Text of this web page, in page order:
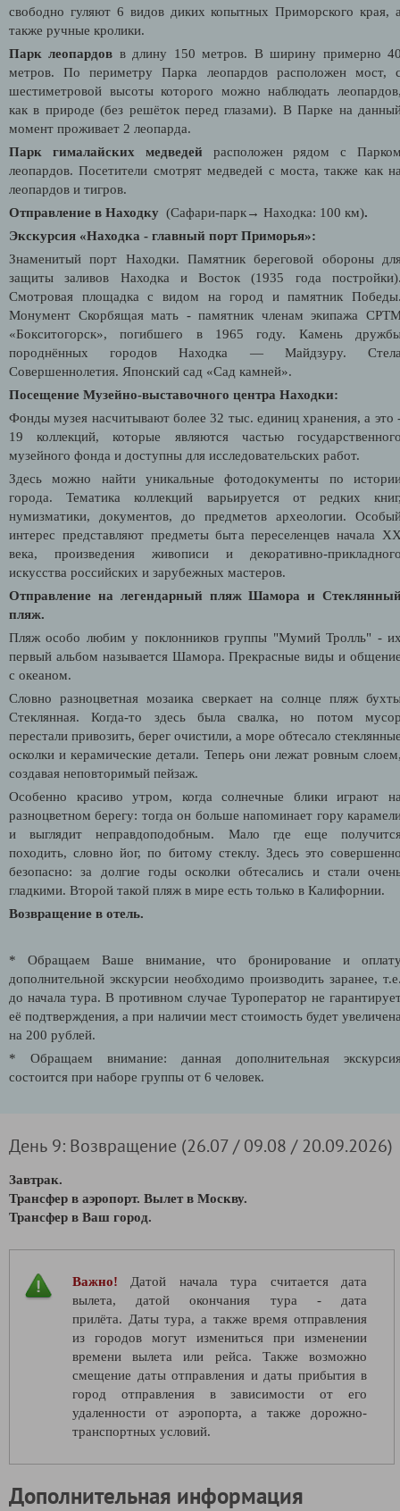
свободно гуляют 6 видов диких копытных Приморского края,
также ручные кролики.
Парк леопардов в длину 150 метров. В ширину примерно
метров. По периметру Парка леопардов расположен мост,
шестиметровой высоты которого можно наблюдать
как в природе (без решёток перед глазами). В Парке на
момент проживает 2 леопарда.
Парк гималайских медведей расположен рядом с
леопардов. Посетители смотрят медведей с моста, также как
леопардов и тигров.
Отправление в Находку (Сафари-парк→ Находка: 100 км).
Экскурсия «Находка - главный порт Приморья»:
Знаменитый порт Находки. Памятник береговой обороны
защиты заливов Находка и Восток (1935 года
Смотровая площадка с видом на город и памятник
Монумент Скорбящая мать - памятник членам экипажа
«Бокситогорск», погибшего в 1965 году. Камень
породнённых городов Находка — Майдзуру.
Совершеннолетия. Японский сад «Сад камней».
Посещение Музейно-выставочного центра Находки:
Фонды музея насчитывают более 32 тыс. единиц хранения, а это
19 коллекций, которые являются частью
музейного фонда и доступны для исследовательских работ.
Здесь можно найти уникальные фотодокументы по
города. Тематика коллекций варьируется от редких
нумизматики, документов, до предметов археологии.
интерес представляют предметы быта переселенцев начала
века, произведения живописи и декоративно-
искусства российских и зарубежных мастеров.
Отправление на легендарный пляж Шамора и
пляж.
Пляж особо любим у поклонников группы "Мумий Тролль" -
первый альбом называется Шамора. Прекрасные виды и
с океаном.
Словно разноцветная мозаика сверкает на солнце пляж
Стеклянная. Когда-то здесь была свалка, но потом
перестали привозить, берег очистили, а море обтесало
осколки и керамические детали. Теперь они лежат ровным
создавая неповторимый пейзаж.
Особенно красиво утром, когда солнечные блики играют
разноцветном берегу: тогда он больше напоминает гору
и выглядит неправдоподобным. Мало где еще
походить, словно йог, по битому стеклу. Здесь это
безопасно: за долгие годы осколки обтесались и стали
гладкими. Второй такой пляж в мире есть только в Калифорнии.
Возвращение в отель.
* Обращаем Ваше внимание, что бронирование и
дополнительной экскурсии необходимо производить заранее,
до начала тура. В противном случае Туроператор не
её подтверждения, а при наличии мест стоимость будет
на 200 рублей.
* Обращаем внимание: данная дополнительная
состоится при наборе группы от 6 человек.
День 9: Возвращение (26.07 / 09.08 / 20.09.2026)
Завтрак.
Трансфер в аэропорт. Вылет в Москву.
Трансфер в Ваш город.
Важно!
Датой начала тура считается дата
вылета, датой окончания тура - дата
прилёта. Даты тура, а также время отправления
из городов могут измениться при изменении
времени вылета или рейса. Также возможно
смещение даты отправления и даты прибытия в
город отправления в зависимости от его
удаленности от аэропорта, а также дорожно-
транспортных условий.
Дополнительная информация